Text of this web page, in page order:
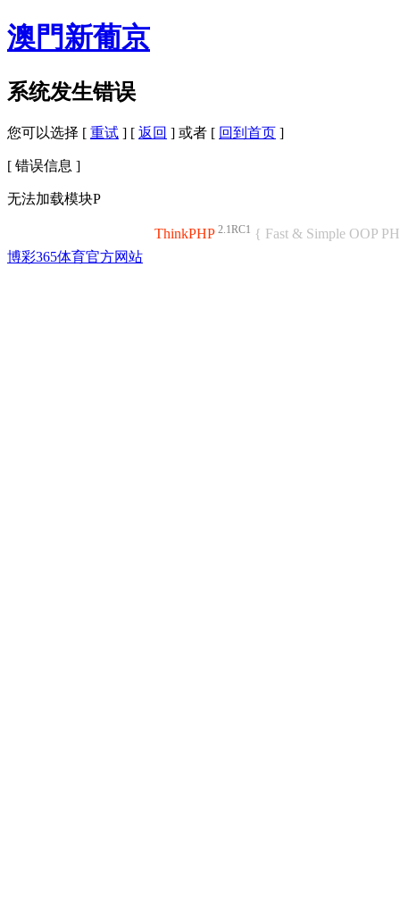
澳門新葡京
系统发生错误
您可以选择 [ 重试 ] [ 返回 ] 或者 [ 回到首页 ]
[ 错误信息 ]
无法加载模块P
ThinkPHP 2.1RC1 { Fast & Simple OOP
博彩365体育官方网站